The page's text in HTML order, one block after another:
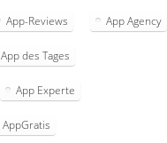
App-Reviews App Agency
App des Tages
App Experte
AppGratis